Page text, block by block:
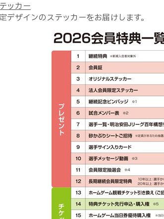
ッカー
デザインのステッカーをお届けします。